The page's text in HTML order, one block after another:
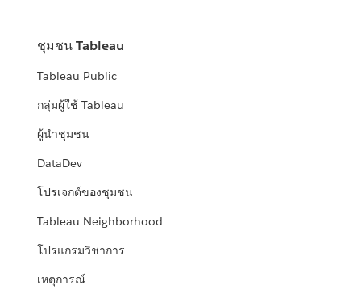
ชุมชน Tableau
Tableau Public
กลุ่มผู้ใช้ Tableau
ผู้นำชุมชน
DataDev
โปรเจกต์ของชุมชน
Tableau Neighborhood
โปรแกรมวิชาการ
เหตุการณ์